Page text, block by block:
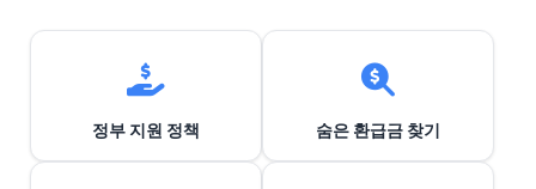
정부 지원 정책 숨은 환급금 찾기